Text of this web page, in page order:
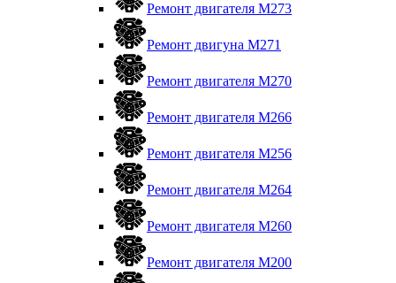
Ремонт двигателя М273
Ремонт двигуна М271
Ремонт двигателя М270
Ремонт двигателя М266
Ремонт двигателя М256
Ремонт двигателя М264
Ремонт двигателя М260
Ремонт двигателя M200